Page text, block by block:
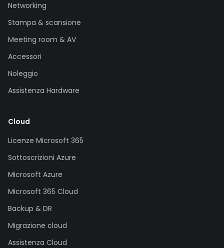
Networking
Stampa & scansione
Meeting room & AV
Accessori
Noleggio
Assistenza Hardware
Cloud
Licenze Microsoft 365
Sottoscrizioni Azure
Microsoft Azure
Microsoft 365 Cloud
Backup & DR
Migrazione cloud
Assistenza Cloud